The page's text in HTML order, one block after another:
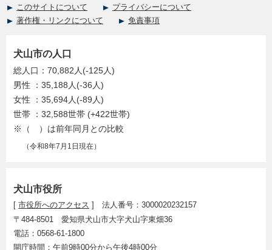
このサイトについて
プライバシーについて
著作権・リンクについて
免責事項
犬山市役所
[ 市役所へのアクセス ] 法人番号：3000020232157
〒484-8501 愛知県犬山市大字犬山字東畑36
電話：0568-61-1800
開庁時間：午前9時00分から午後4時00分
犬山市の人口
総人口：70,882人(-125人)
男性 ：35,188人(-36人)
女性 ：35,694人(-89人)
世帯 ：32,588世帯 (+422世帯)
※（ ）は前年同月との比較
（令和8年7月1日現在）